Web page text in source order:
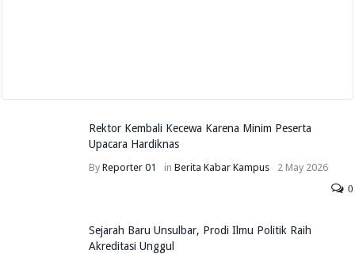
Rektor Kembali Kecewa Karena Minim Peserta
Upacara Hardiknas
ByReporter 01 inBerita Kabar Kampus 2 May 2026
0
Sejarah Baru Unsulbar, Prodi Ilmu Politik Raih
Akreditasi Unggul